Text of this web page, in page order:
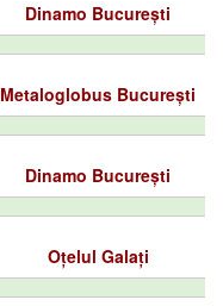
Dinamo București
Metaloglobus București
Dinamo București
Oțelul Galați